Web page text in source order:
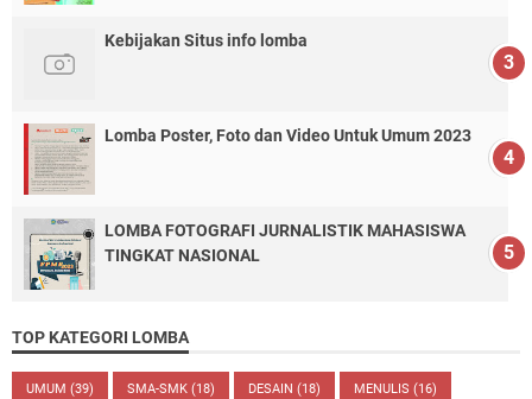
Kebijakan Situs info lomba
Lomba Poster, Foto dan Video Untuk Umum 2023
LOMBA FOTOGRAFI JURNALISTIK MAHASISWA
TINGKAT NASIONAL
TOP KATEGORI LOMBA
UMUM (39) SMA-SMK (18) DESAIN (18) MENULIS (16)